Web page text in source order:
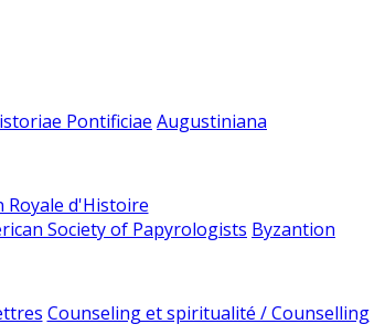
Pontificiae Augustiniana
Royale d'Histoire
Society of Papyrologists Byzantion
Counseling et spiritualité / Counselling